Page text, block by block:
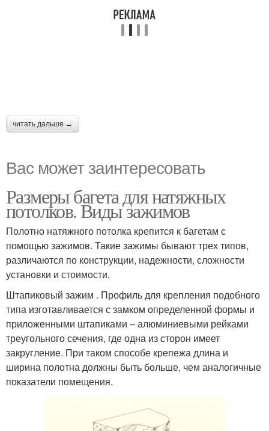
читать дальше →
Вас может заинтересовать
Размеры багета для натяжных
потолков. Виды зажимов
Полотно натяжного потолка крепится к багетам с
помощью зажимов. Такие зажимы бывают трех типов,
различаются по конструкции, надежности, сложности
установки и стоимости.
Штапиковый зажим . Профиль для крепления подобного
типа изготавливается с замком определенной формы и
приложенными штапиками – алюминиевыми рейками
треугольного сечения, где одна из сторон имеет
закругление. При таком способе крепежа длина и
ширина полотна должны быть больше, чем аналогичные
показатели помещения.